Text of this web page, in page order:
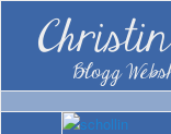
Blogg